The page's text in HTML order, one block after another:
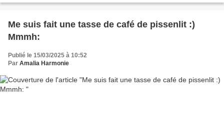
Me suis fait une tasse de café de pissenlit :)
Mmmh:
Publié le 15/03/2025 à 10:52
Par Amalia Harmonie